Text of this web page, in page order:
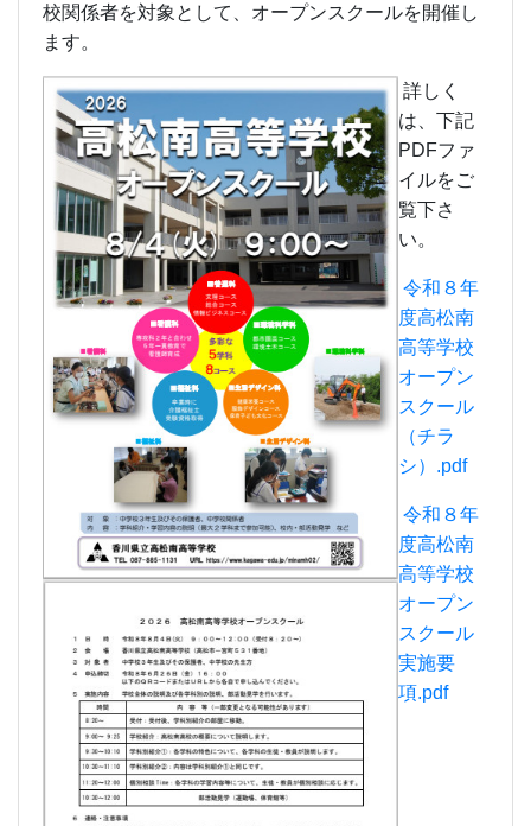
校関係者を対象として、オープンスクールを開催し
ます。
詳しく
は、下記
PDFファ
イルをご
覧下さ
い。
令和８年
度高松南
高等学校
オープン
スクール
（チラ
シ）.pdf
令和８年
度高松南
高等学校
オープン
スクール
実施要
項.pdf